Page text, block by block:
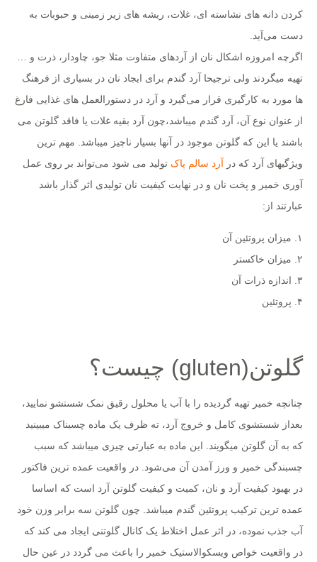
کردن دانه های نشاسته ای، غلات، ریشه های زیر زمینی و حبوبات به
دست می‌آید.
اگرچه امروزه اشکال نان از آردهای متفاوت مثلا جو، چاودار، ذرت و …
تهیه میگردند ولی ترجیحا آرد گندم برای ایجاد نان در بسیاری از فرهنگ
ها مورد به کارگیری قرار می‌گیرد و آرد در دستورالعمل های غذایی فارغ
از عنوان نوع آن، آرد گندم میباشد،چون آرد بقیه غلات یا فاقد گلوتن می
باشند یا این که گلوتن موجود در آنها بسیار ناچیز میباشد. مهم ترین
ویژگیهای آرد که در آرد سالم پاک تولید می شود می‌تواند بر روی عمل
آوری خمیر و پخت نان و در نهایت کیفیت نان تولیدی اثر گذار باشد
عبارتند از:
۱. میزان پروتئین آن
۲. میزان خاکستر
۳. اندازه ذرات آن
۴. پروتئین
گلوتن(gluten) چیست؟
چنانچه خمیر تهیه گردیده را با آب یا محلول رقیق نمک شستشو نمایید،
بعداز شستشوی کامل و خروج آرد، ته ظرف یک ماده چسبناک میبینید
که به آن گلوتن میگویند. این ماده به عبارتی چیزی میباشد که سبب
چسبندگی خمیر و ورز آمدن آن می‌شود. در واقعیت عمده ترین فاکتور
در بهبود کیفیت آرد و نان، کمیت و کیفیت گلوتن آرد است که اساسا
عمده ترین ترکیب پروتئین گندم میباشد. چون گلوتن سه برابر وزن خود
آب جذب نموده، در اثر عمل اختلاط یک کانال گلوتنی ایجاد می کند که
در واقعیت خواص ویسکوالاستیک خمیر را باعث می گردد در عین حال